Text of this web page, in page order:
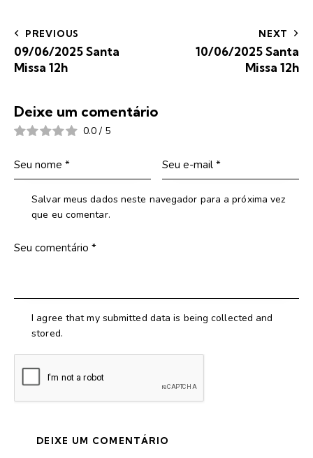
PREVIOUS
09/06/2025 Santa
Missa 12h
NEXT
10/06/2025 Santa
Missa 12h
Deixe um comentário
0.0 / 5
Salvar meus dados neste navegador para a próxima vez
que eu comentar.
I agree that my submitted data is being collected and
stored.